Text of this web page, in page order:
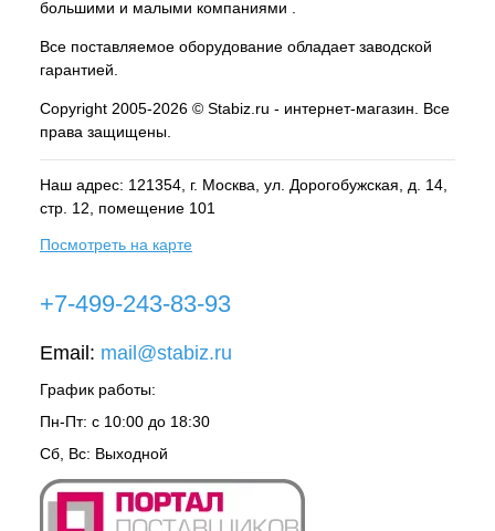
большими и малыми компаниями .
Все поставляемое оборудование обладает заводской
гарантией.
Copyright 2005-2026 © Stabiz.ru - интернет-магазин. Все
права защищены.
Наш адрес: 121354, г. Москва , ул. Дорогобужская, д. 14,
стр. 12, помещение 101
Посмотреть на карте
+7-499-243-83-93
Email: mail@stabiz.ru
График работы:
Пн-Пт: с 10:00 до 18:30
Сб, Вс: Выходной